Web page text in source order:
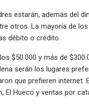
estarán, además del
otros. La mayoría de
débito o crédito.
$50.000 y más de
serán los lugares
que prefieren
El Hueco y ventas por